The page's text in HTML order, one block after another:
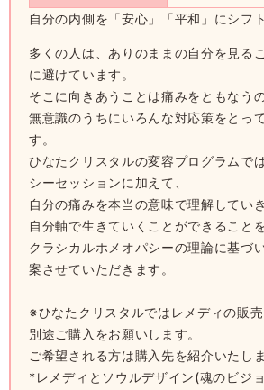
自分の内側を「安心」「平和」にシフ
多くの人は、ありのままの自分を見る
に避けています。
そこに向きあうことは痛みをともなう
無意識のうちにいろんな対応策をとっ
す。
ひなたクリスタルの変容プログラムで
シーセッションに加えて、
自分の痛みを本当の意味で理解してい
自分軸で生きていくことができること
クラシカルホメオパシーの理論に基づ
案させていただきます。
※ひなたクリスタルではレメディの販売
別途ご購入をお願いします。
ご希望される方は購入先を紹介いたしま
*レメディとソウルデザイン(魂のビジ